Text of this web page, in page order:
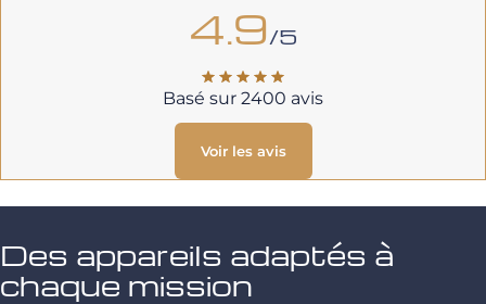
4.9/5
Basé sur 2400 avis
Voir les avis
Des appareils adaptés à
chaque mission